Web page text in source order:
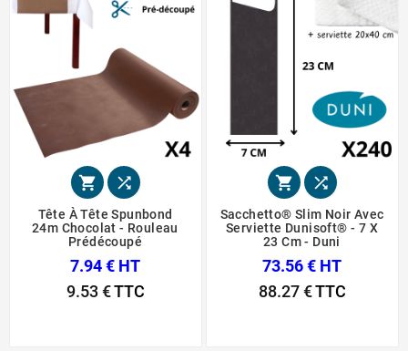
 
Tête À Tête Spunbond
24m Chocolat - Rouleau
Prédécoupé
7.94 € HT
9.53 €TTC
 
Sacchetto® Slim Noir Avec
Serviette Dunisoft® - 7 X
23 Cm - Duni
73.56 € HT
88.27 €TTC